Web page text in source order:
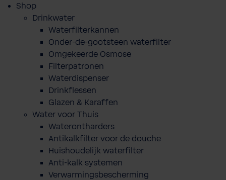
Shop
Drinkwater
Waterfilterkannen
Onder-de-gootsteen waterfilter
Omgekeerde Osmose
Filterpatronen
Waterdispenser
Drinkflessen
Glazen & Karaffen
Water voor Thuis
Waterontharders
Antikalkfilter voor de douche
Huishoudelijk waterfilter
Anti-kalk systemen
Verwarmingsbescherming